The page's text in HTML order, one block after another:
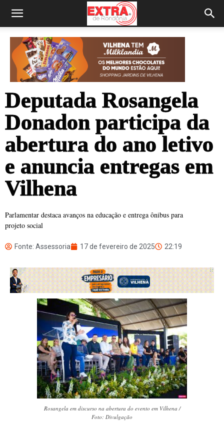
Deputada Rosangela
Donadon participa da
abertura do ano letivo
e anuncia entregas em
Vilhena
Parlamentar destaca avanços na educação e entrega ônibus para
projeto social
Fonte: Assessoria 17 de fevereiro de 2025 22:19
Rosangela em discurso na abertura do evento em Vilhena /
Foto: Divulgação